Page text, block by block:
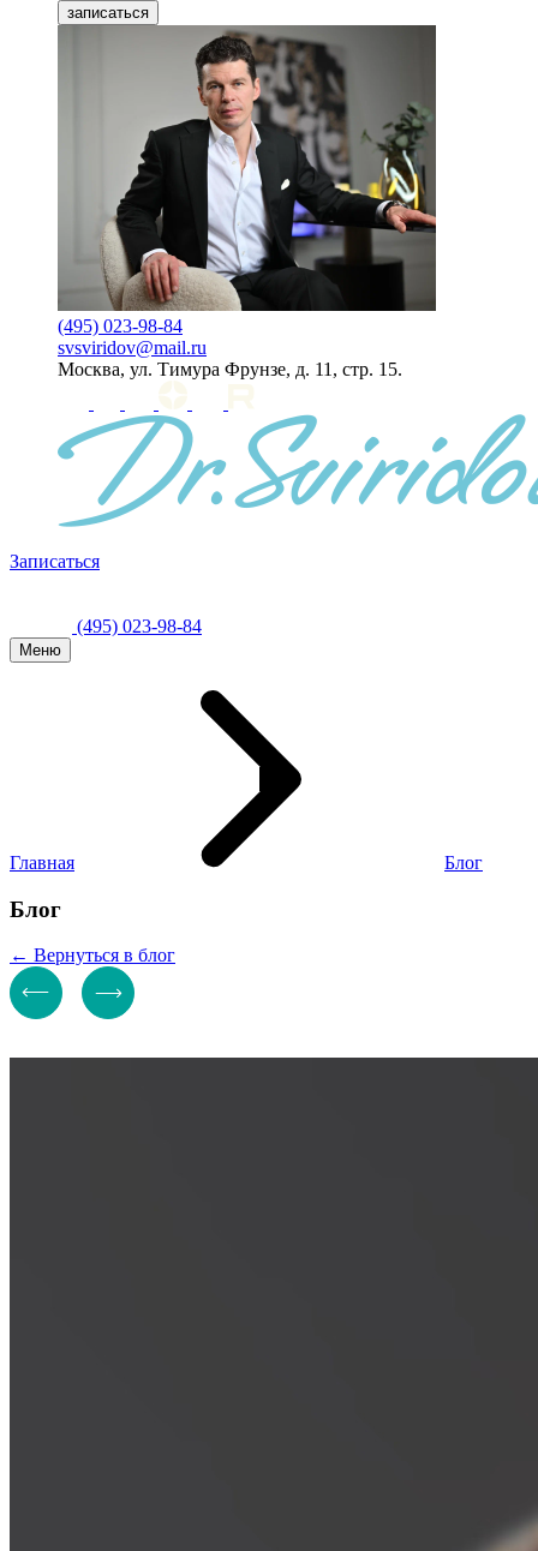
записаться
(495) 023-98-84
svsviridov@mail.ru
Москва, ул. Тимура Фрунзе, д. 11, стр. 15.
Записаться
(495) 023-98-84
Меню
Главная Блог
Блог
← Вернуться в блог